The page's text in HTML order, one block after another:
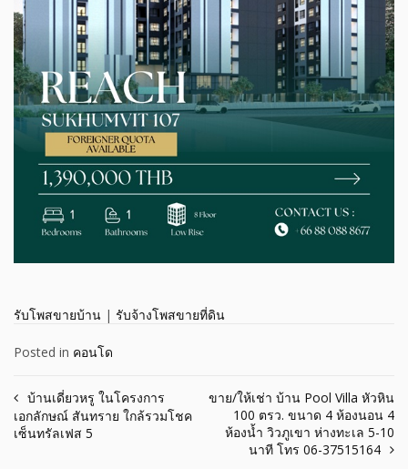
รับโพสขายบ้าน | รับจ้างโพสขายที่ดิน
Posted in คอนโด
Post
navigation
บ้านเดี่ยวหรู ในโครงการ
เอกลักษณ์ สันทราย ใกล้รวมโชค
เซ็นทรัลเฟส 5
ขาย/ให้เช่า บ้าน Pool Villa หัวหิน
100 ตรว. ขนาด 4 ห้องนอน 4
ห้องน้ำ วิวภูเขา ห่างทะเล 5-10
นาที โทร 06-37515164